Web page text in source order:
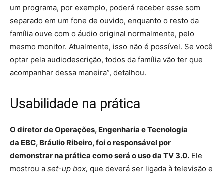
um programa, por exemplo, poderá receber esse som
separado em um fone de ouvido, enquanto o resto da
família ouve com o áudio original normalmente, pelo
mesmo monitor. Atualmente, isso não é possível. Se você
optar pela audiodescrição, todos da família vão ter que
acompanhar dessa maneira”, detalhou.
Usabilidade na prática
O diretor de Operações, Engenharia e Tecnologia
da EBC, Bráulio Ribeiro, foi o responsável por
demonstrar na prática como será o uso da TV 3.0. Ele
mostrou a set-up box, que deverá ser ligada à televisão e